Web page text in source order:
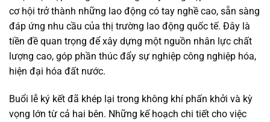
cơ hội trở thành những lao động có tay nghề cao, sẵn sàng
đáp ứng nhu cầu của thị trường lao động quốc tế. Đây là
tiền đề quan trọng để xây dựng một nguồn nhân lực chất
lượng cao, góp phần thúc đẩy sự nghiệp công nghiệp hóa,
hiện đại hóa đất nước.
Buổi lễ ký kết đã khép lại trong không khí phấn khởi và kỳ
vọng lớn từ cả hai bên. Những kế hoạch chi tiết cho việc